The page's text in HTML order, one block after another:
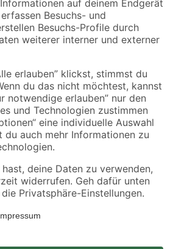
Versandarten
MwSt.. Die dargestellten Angebote sind unter
Die angegebenen Verfügbarkeiten beziehen
gilt nicht für Artikel mit Speditionsversand, hier